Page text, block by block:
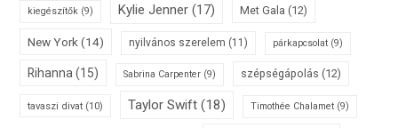
kiegészítők (9) Kylie Jenner (17) Met Gala (12)
New York (14) nyilvános szerelem (11) párkapcsolat (9)
Rihanna (15) Sabrina Carpenter (9) szépségápolás (12)
tavaszi divat (10) Taylor Swift (18) Timothée Chalamet (9)